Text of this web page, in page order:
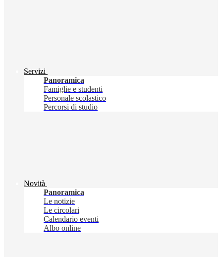
Servizi
Panoramica
Famiglie e studenti
Personale scolastico
Percorsi di studio
Novità
Panoramica
Le notizie
Le circolari
Calendario eventi
Albo online